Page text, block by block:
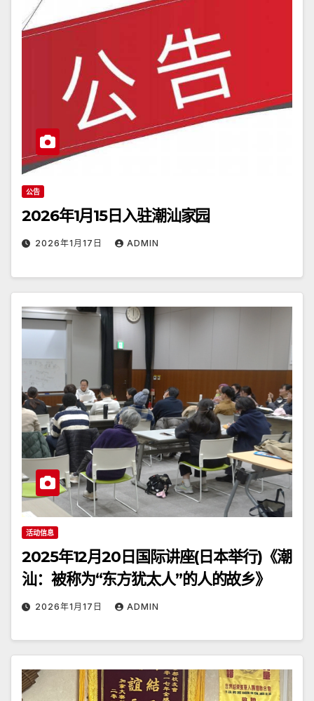
公告
2026年1月15日入驻潮汕家园
2026年1月17日 ADMIN
活动信息
2025年12月20日国际讲座(日本举行)《潮
汕：被称为“东方犹太人”的人的故乡》
2026年1月17日 ADMIN